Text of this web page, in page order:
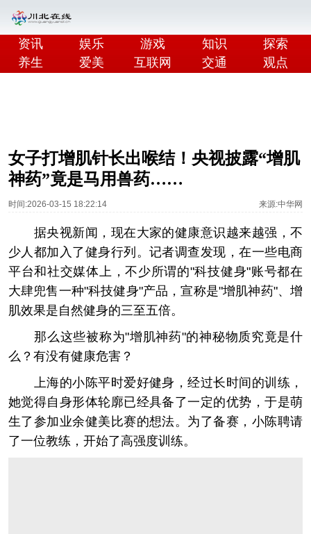
资讯 娱乐 游戏 知识
探索
养生
爱美 互联网 交通 观点
女子打增肌针长出喉结！央视披露“增肌
神药”竟是马用兽药……
时间:2026-03-15 18:22:14 来源:中华网
据央视新闻，现在大家的健康意识越来越强，不
少人都加入了健身行列。记者调查发现，在一些电商
平台和社交媒体上，不少所谓的"科技健身"账号都在
大肆兜售一种"科技健身"产品，宣称是"增肌神药"、增
肌效果是自然健身的三至五倍。
那么这些被称为"增肌神药"的神秘物质究竟是什
么？有没有健康危害？
上海的小陈平时爱好健身，经过长时间的训练，
她觉得自身形体轮廓已经具备了一定的优势，于是萌
生了参加业余健美比赛的想法。为了备赛，小陈聘请
了一位教练，开始了高强度训练。